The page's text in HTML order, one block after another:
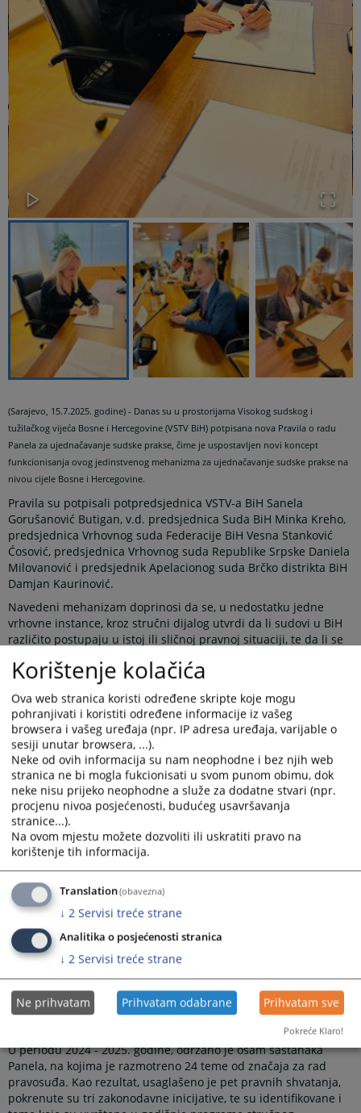
(Sarajevo, 15.7.2025. godine) - Danas su u prostorijama Visokog sudskog i
tužilačkog vijeća Bosne i Hercegovine (VSTV BiH) potpisana nova Pravila o radu
Panela za ujednačavanje sudske prakse, čime je uspostavljen novi koncept
funkcionisanja ovog jedinstvenog mehanizma za ujednačavanje sudske prakse na
nivou cijele Bosne i Hercegovine.
Pravila su potpisali potpredsjednica VSTV-a BiH Sanela
Gorušanović Butigan, v.d. predsjednica Suda BiH Minka Kreho,
predsjednica Vrhovnog suda Federacije BiH Vesna Stanković
Ćosović, predsjednica Vrhovnog suda Republike Srpske Daniela
Milovanović i predsjednik Apelacionog suda Brčko distrikta BiH
Damjan Kaurinović.
Navedeni mehanizam doprinosi da se, u nedostatku jedne
vrhovne instance, kroz stručni dijalog utvrdi da li sudovi u BiH
različito postupaju u istoj ili sličnoj pravnoj situaciji, te da li se
shvatanja na nivou sudova najviše instance. Javno objavljivanje
ovih shvatanja omogućava građanima i njihovim zastupnicima
korištenje istih prilikom ostvarivanja svojih prava pred sudom,
čime mogu osigurati veću pravnu sigurnost i jednakost pred
zakonom, bez obzira u kom dijelu države žive.
Novi koncept rada Panela predviđa održavanje većeg broja
sastanaka tokom godine, najmanje po jednog iz oblasti
krivičnog, građanskog i upravnog prava. Teme za sastanke
dogovaraju se na pripremnom sastanku, koji se održava
početkom svake kalendarske godine u prostorijama VSTV-a BiH.
Sastanci Panela se potom organizuju u sudovima najviše
instance, čime je napravljen iskorak u odnosu na raniju praksu
kada su se svi sastanci održavali isključivo u VSTV-u BiH.
Potreba za efikasnijom regulacijom rada Panela postala je
izražena uslijed zastoja u njegovom funkcionisanju tokom
prethodnih godina. Kao odgovor na to, VSTV BiH je, u saradnji s
predsjednicima Panel sudova, pokrenuo niz aktivnosti koje su
doprinijele boljoj identifikaciji pitanja neujednačenosti pravne
prakse i omogućile kvalitetniji stručni dijalog među sudovima.
Stručni dijalog koji se vodi na ovom nivou daje putokaz u
pogledu potrebe za ujednačvanje pravnom okviru koji građane
Bosne i Hercegovine dovode u nejednak pravni položaj.
U periodu 2024 - 2025. godine, održano je osam sastanaka
Panela, na kojima je razmotreno 24 teme od značaja za rad
pravosuđa. Kao rezultat, usaglašeno je pet pravnih shvatanja,
pokrenute su tri zakonodavne inicijative, te su identifikovane i
Korištenje kolačića
Ova web stranica koristi određene skripte koje mogu
pohranjivati i koristiti određene informacije iz vašeg
browsera i vašeg uređaja (npr. IP adresa uređaja, varijable o
sesiji unutar browsera, ...).
Neke od ovih informacija su nam neophodne i bez njih web
stranica ne bi mogla fukcionisati u svom punom obimu, dok
neke nisu prijeko neophodne a služe za dodatne stvari (npr.
procjenu nivoa posjećenosti, budućeg usavršavanja
stranice...).
Na ovom mjestu možete dozvoliti ili uskratiti pravo na
korištenje tih informacija.
Translation(obavezna)
↓ 2 Servisi treće strane
Analitika o posjećenosti stranica
↓ 2 Servisi treće strane
Ne prihvatam Prihvatam odabrane Prihvatam sve
Pokreće Klaro!